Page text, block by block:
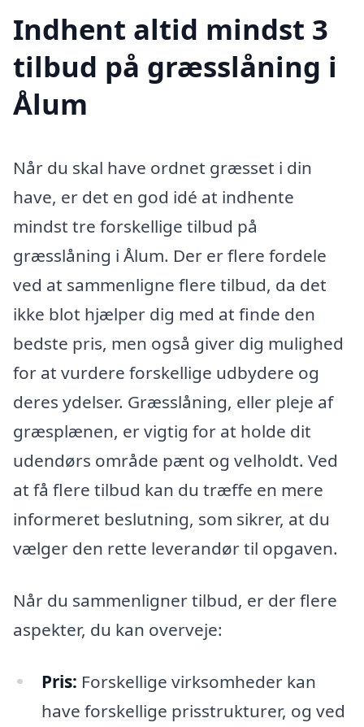
Indhent altid mindst 3
tilbud på græsslåning i
Ålum
Når du skal have ordnet græsset i din
have, er det en god idé at indhente
mindst tre forskellige tilbud på
græsslåning i Ålum. Der er flere fordele
ved at sammenligne flere tilbud, da det
ikke blot hjælper dig med at finde den
bedste pris, men også giver dig mulighed
for at vurdere forskellige udbydere og
deres ydelser. Græsslåning, eller pleje af
græsplænen, er vigtig for at holde dit
udendørs område pænt og velholdt. Ved
at få flere tilbud kan du træffe en mere
informeret beslutning, som sikrer, at du
vælger den rette leverandør til opgaven.
Når du sammenligner tilbud, er der flere
aspekter, du kan overveje:
Pris: Forskellige virksomheder kan
have forskellige prisstrukturer, og ved